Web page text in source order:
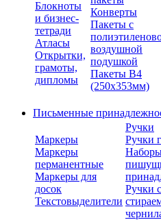
Блокноты
и бизнес-
тетради
Атласы
Открытки,
грамоты,
дипломы
Конверты
Пакеты с
воздушной
подушкой
Пакеты В4
(250х353мм)
Письменные
Маркеры
Маркеры
перманентные
Маркеры для
досок
Текстовыделители
Ручки
Ручки
Ручки